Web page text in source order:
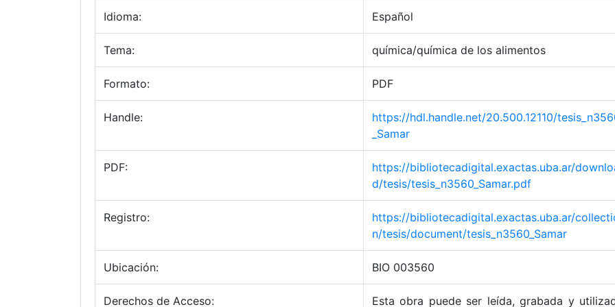
Idioma: Español
Tema: química/química de los alimentos
Formato: PDF
Handle:
https://hdl.handle.net/20.500.12110/
_Samar
PDF:
https://bibliotecadigital.exactas.uba.ar/
d/tesis/tesis_n3560_Samar.pdf
Registro:
https://bibliotecadigital.exactas.uba.ar/
n/tesis/document/tesis_n3560_Samar
Ubicación: BIO 003560
Derechos de Acceso:
Esta obra puede ser leída, grabada y